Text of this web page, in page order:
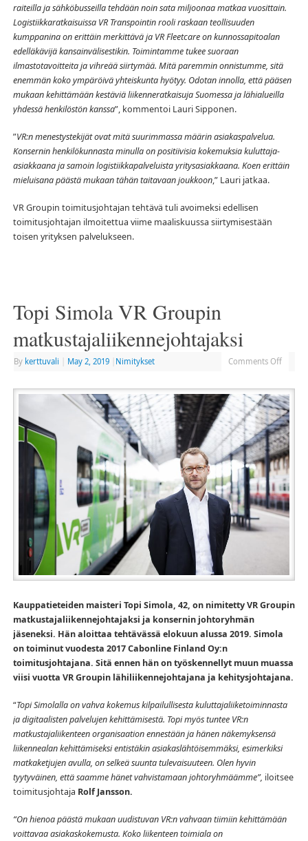
raiteilla ja sähköbusseilla tehdään noin sata miljoonaa matkaa vuosittain.
Logistiikkaratkaisuissa VR Transpointin rooli raskaan teollisuuden
kumppanina on erittäin merkittävä ja VR Fleetcare on kunnossapitoalan
edelläkävijä kansainvälisestikin. Toimintamme tukee suoraan
ilmastotavoitteita ja vihreää siirtymää. Mitä paremmin onnistumme, sitä
enemmän koko ympäröivä yhteiskunta hyötyy. Odotan innolla, että pääsen
mukaan kehittämään kestäviä liikenneratkaisuja Suomessa ja lähialueilla
yhdessä henkilöstön kanssa”, kommentoi Lauri Sipponen.
”VR:n menestystekijät ovat mitä suurimmassa määrin asiakaspalvelua.
Konsernin henkilökunnasta minulla on positiivisia kokemuksia kuluttaja-
asiakkaana ja samoin logistiikkapalveluista yritysasiakkaana. Koen erittäin
mieluisana päästä mukaan tähän taitavaan joukkoon,” Lauri jatkaa.
VR Groupin toimitusjohtajan tehtävä tuli avoimeksi edellisen
toimitusjohtajan ilmoitettua viime maaliskuussa siirtymisestään
toisen yrityksen palvelukseen.
Topi Simola VR Groupin
matkustajaliikennejohtajaksi
By kerttuvali May 2, 2019 Nimitykset Comments Off
Kauppatieteiden maisteri Topi Simola, 42, on nimitetty VR Groupin
matkustajaliikennejohtajaksi ja konsernin johtoryhmän
jäseneksi. Hän aloittaa tehtävässä elokuun alussa 2019. Simola
on toiminut vuodesta 2017 Cabonline Finland Oy:n
toimitusjohtajana. Sitä ennen hän on työskennellyt muun muassa
viisi vuotta VR Groupin lähiliikennejohtajana ja kehitysjohtajana.
“Topi Simolalla on vahva kokemus kilpailullisesta kuluttajaliiketoiminnasta
ja digitaalisten palvelujen kehittämisestä. Topi myös tuntee VR:n
matkustajaliikenteen organisaation ennestään ja hänen näkemyksensä
liikennealan kehittämiseksi entistäkin asiakaslähtöisemmäksi, esimerkiksi
matkaketjujen avulla, on selkeä suunta tulevaisuuteen. Olen hyvin
tyytyväinen, että saamme hänet vahvistamaan johtoryhmäämme”, iloitsee
toimitusjohtaja Rolf Jansson.
“On hienoa päästä mukaan uudistuvan VR:n vahvaan tiimiin kehittämään
voittavaa asiakaskokemusta. Koko liikenteen toimiala on